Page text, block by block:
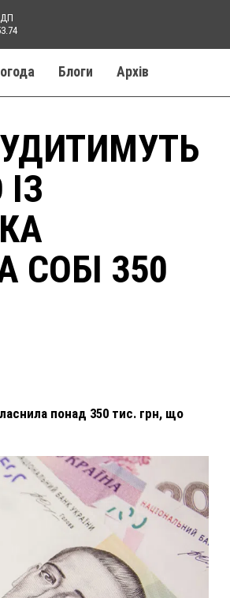
ДП
Блоги Aрхів
350
понад 350 тис. грн, що
ОТРИМАНИХ НА ВІЙНІ,
ВОЙТИК
0